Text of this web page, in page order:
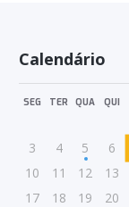
Calendário
SEG TER QUA QUI
3
4 5 6
10
11 12 13
17
18 19 20